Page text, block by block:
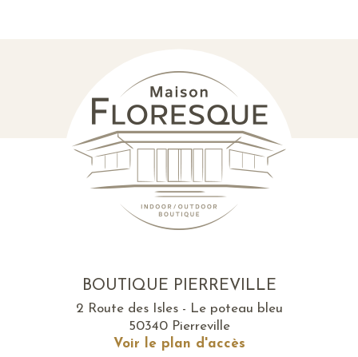
BOUTIQUE PIERREVILLE
2 Route des Isles - Le poteau bleu
50340 Pierreville
Voir le plan d'accès